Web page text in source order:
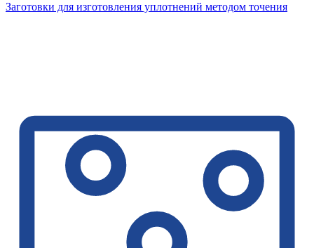
Заготовки для изготовления уплотнений методом точения